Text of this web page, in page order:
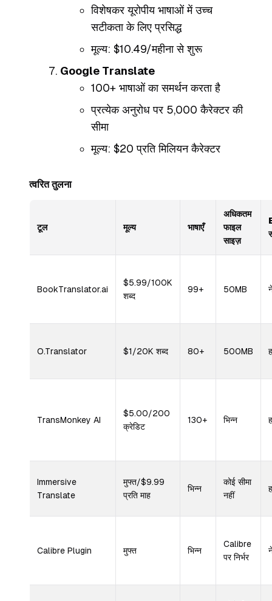
विशेषकर यूरोपीय भाषाओं में उच्च
सटीकता के लिए प्रसिद्ध
मूल्य: $10.49/महीना से शुरू
Google Translate
100+ भाषाओं का समर्थन करता है
प्रत्येक अनुरोध पर 5,000 कैरेक्टर की
सीमा
मूल्य: $20 प्रति मिलियन कैरेक्टर
त्वरित तुलना
टूल मूल्य भाषाएँ
अधिकतम
फाइल
साइज़
BookTranslator.ai
$5.99/100K
शब्द
99+ 50MB
O.Translator $1/20K शब्द 80+ 500MB
TransMonkey AI
$5.00/200
क्रेडिट
130+ भिन्न
Immersive
Translate
मुफ्त/$9.99
प्रति माह
भिन्न
कोई सीमा
नहीं
Calibre Plugin मुफ्त भिन्न
Calibre
पर निर्भर